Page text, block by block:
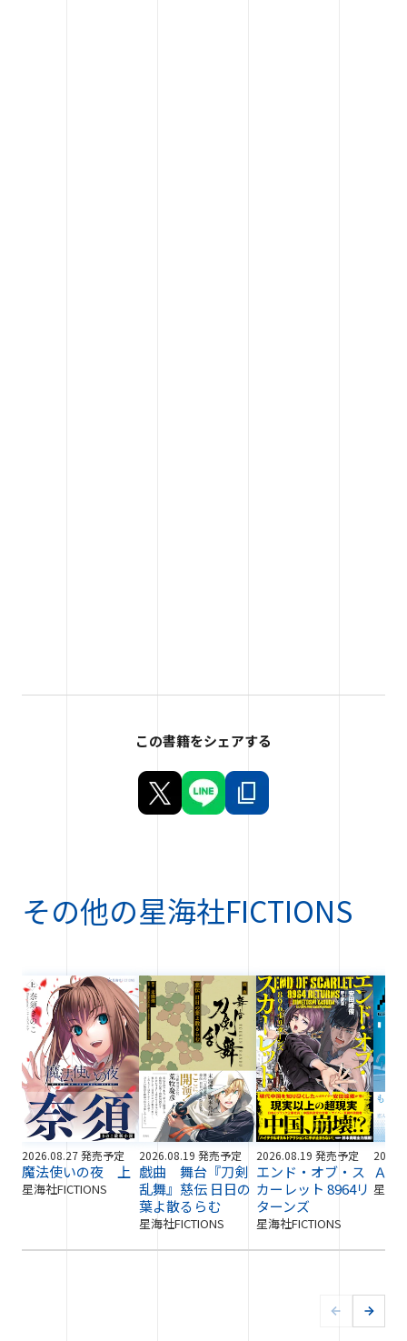
この書籍をシェアする
その他の星海社FICTIONS
2026.08.27 発売予定
魔法使いの夜 上
星海社FICTIONS
2026.08.19 発売予定
戯曲 舞台『刀剣
乱舞』慈伝 日日の
葉よ散るらむ
星海社FICTIONS
2026.08.19 発売予定
エンド・オブ・ス
カーレット 8964リ
ターンズ
星海社FICTIONS
ＡＩ
星海